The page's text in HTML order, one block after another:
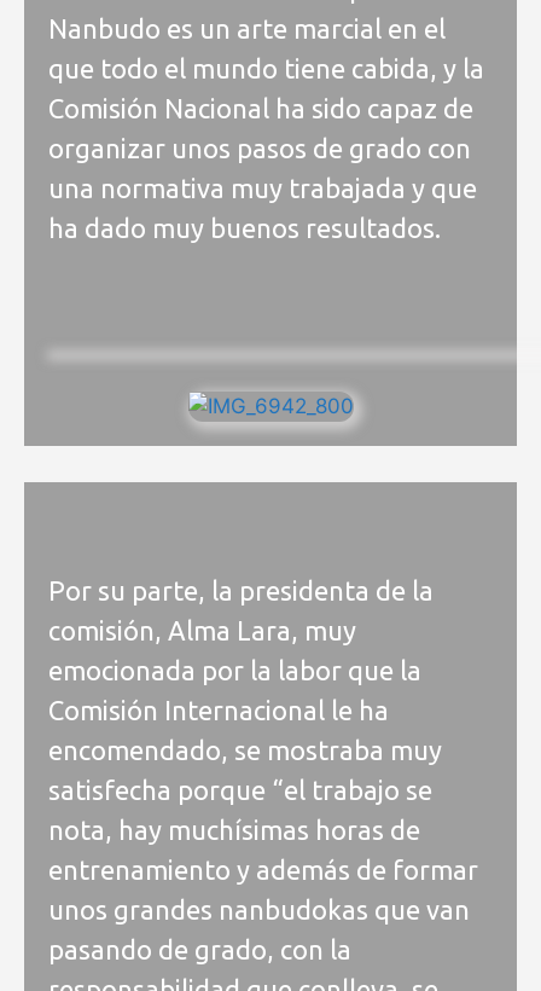
Nanbudo es un arte marcial en el
que todo el mundo tiene cabida, y la
Comisión Nacional ha sido capaz de
organizar unos pasos de grado con
una normativa muy trabajada y que
ha dado muy buenos resultados.
Por su parte, la presidenta de la
comisión, Alma Lara, muy
emocionada por la labor que la
Comisión Internacional le ha
encomendado, se mostraba muy
satisfecha porque “el trabajo se
nota, hay muchísimas horas de
entrenamiento y además de formar
unos grandes nanbudokas que van
pasando de grado, con la